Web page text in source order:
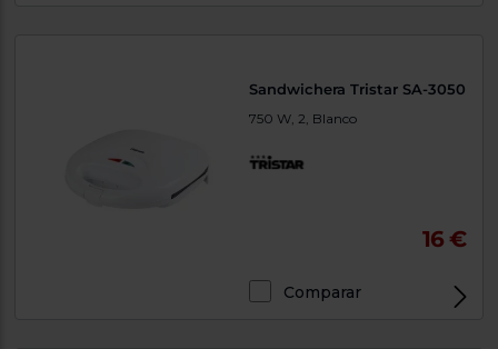
Sandwichera Tristar SA-3050
750 W, 2, Blanco
16 €
Comparar